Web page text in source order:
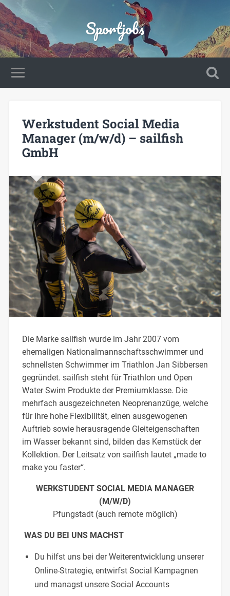
Sportjobs
Werkstudent Social Media
Manager (m/w/d) – sailfish
GmbH
Die Marke sailfish wurde im Jahr 2007 vom
ehemaligen Nationalmannschaftsschwimmer und
schnellsten Schwimmer im Triathlon Jan Sibbersen
gegründet. sailfish steht für Triathlon und Open
Water Swim Produkte der Premiumklasse. Die
mehrfach ausgezeichneten Neoprenanzüge, welche
für Ihre hohe Flexibilität, einen ausgewogenen
Auftrieb sowie herausragende Gleiteigenschaften
im Wasser bekannt sind, bilden das Kernstück der
Kollektion. Der Leitsatz von sailfish lautet „made to
make you faster“.
WERKSTUDENT SOCIAL MEDIA MANAGER
(M/W/D)
Pfungstadt (auch remote möglich)
WAS DU BEI UNS MACHST
Du hilfst uns bei der Weiterentwicklung unserer
Online-Strategie, entwirfst Social Kampagnen
und managst unsere Social Accounts